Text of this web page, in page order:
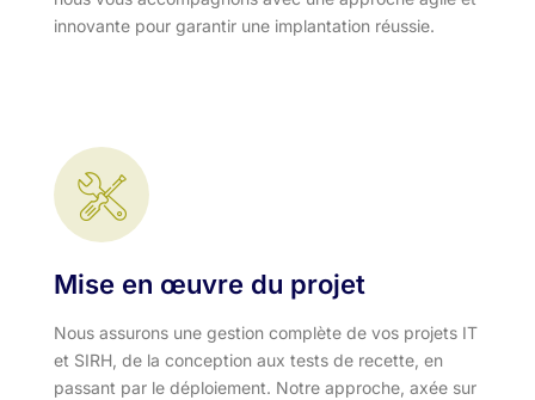
innovante pour garantir une implantation réussie.
Mise en œuvre du projet
Nous assurons une gestion complète de vos projets IT
et SIRH, de la conception aux tests de recette, en
passant par le déploiement. Notre approche, axée sur